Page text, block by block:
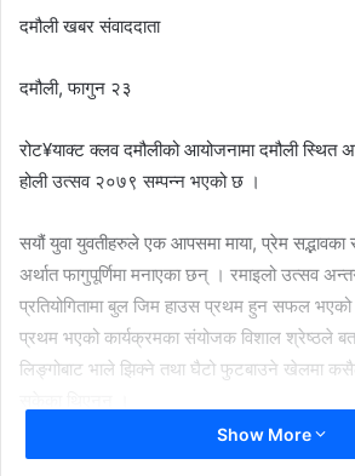
दमौली खबर संवाददाता
दमौली, फागुन २३
रोट¥याक्ट क्लव दमौलीको आयोजनामा दमौली स्थित
होली उत्सव २०७९ सम्पन्न भएको छ ।
सयौं युवा युवतीहरुले एक आपसमा माया, प्रेम सद्भावका
अर्थात फागुपूर्णिमा मनाएका छन् । रमाइलो उत्सव
प्रतियोगितामा बुल जिम हाउस प्रथम हुन सफल
प्रथम भएको कार्यक्रमका संयोजक विशाल श्रेष्ठले
लिङ्गोबाट भाले झिक्ने तथा घैटो फुटबाउने खेलमा
Show More